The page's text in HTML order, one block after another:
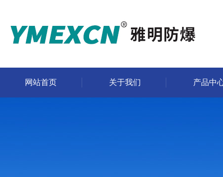
网站首页 关于我们 产品中